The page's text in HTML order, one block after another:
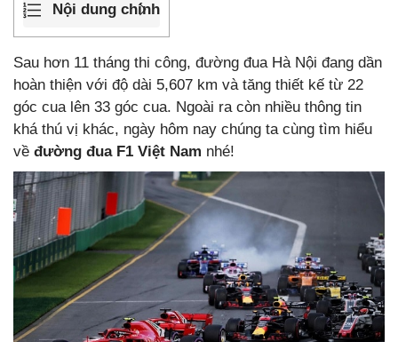
Nội dung chính
Sau hơn 11 tháng thi công, đường đua Hà Nội đang dần
hoàn thiện với độ dài 5,607 km và tăng thiết kế từ 22
góc cua lên 33 góc cua. Ngoài ra còn nhiều thông tin
khá thú vị khác, ngày hôm nay chúng ta cùng tìm hiểu
về đường đua F1 Việt Nam nhé!